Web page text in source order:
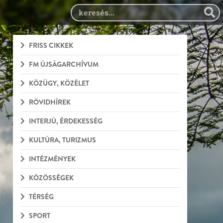
FRISS CIKKEK
FM ÚJSÁGARCHÍVUM
KÖZÜGY, KÖZÉLET
RÖVIDHÍREK
INTERJÚ, ÉRDEKESSÉG
KULTÚRA, TURIZMUS
INTÉZMÉNYEK
KÖZÖSSÉGEK
TÉRSÉG
SPORT